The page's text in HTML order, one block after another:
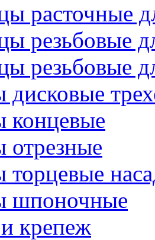
расточные
резьбовые
резьбовые
дисковые
концевые
отрезные
торцевые
шпоночные
крепеж